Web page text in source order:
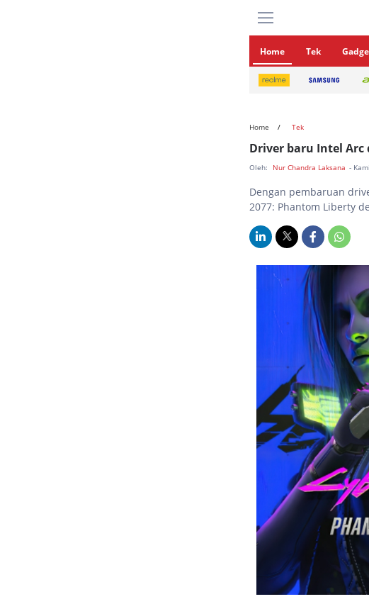
Home Tek
Home Tek
Driver baru Intel Arc
Oleh: Nur Chandra Laksana -
Dengan pembaruan
2077: Phantom Liberty